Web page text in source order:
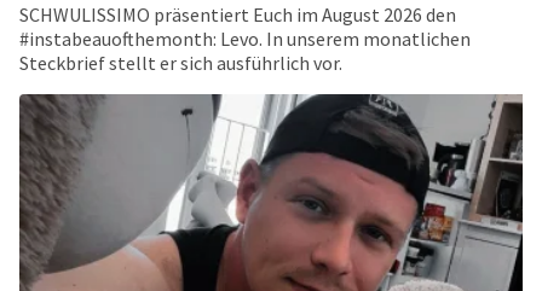
SCHWULISSIMO präsentiert Euch im August 2026 den
#instabeauofthemonth: Levo. In unserem monatlichen
Steckbrief stellt er sich ausführlich vor.